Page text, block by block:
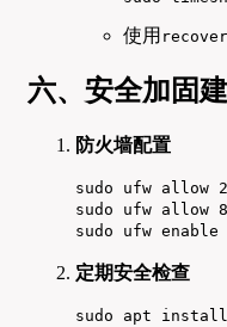
使用
六、安全加固
防火墙配置
sudo ufw allow
sudo ufw allow
sudo ufw
定期安全检查
sudo apt install